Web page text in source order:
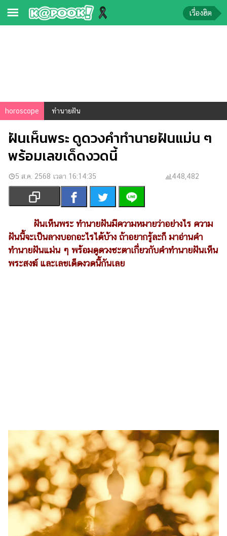
ข่าว
หวย
ผล
บอล
เงิน
การ
ศึกษา
ไลฟ์
ไตล์
ดูด
วง
ผู้
หญิง
เรื่องฮิต
horoscope ทำนายฝัน
ฝันเห็นพระ ดูดวงคำทำนายฝันแม่น ๆ
พร้อมเลขเด็ดงวดนี้
5 ส.ค. 2568 เวลา 16:14:35 448,482
ฝันเห็นพระ ทํานายฝันมีความหมายว่าอย่างไร ความ
ฝันนี้จะเป็นลางบอกอะไรได้บ้าง ถ้าอยากรู้ละก็ มาอ่านคำ
ทำนายฝันแม่น ๆ พร้อมดูดวงชะตาเกี่ยวกับคำทำนายฝันเห็น
พระสงฆ์ และเลขเด็ดงวดนี้กันเลย